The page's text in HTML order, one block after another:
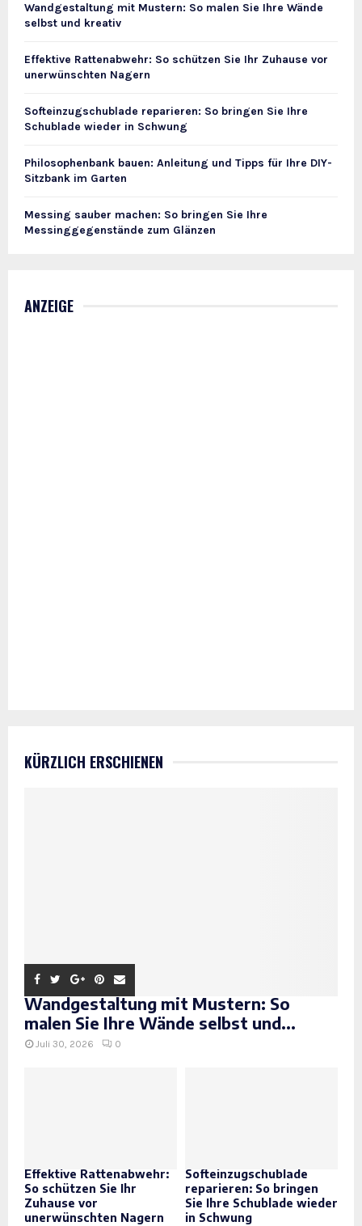
Wandgestaltung mit Mustern: So malen Sie Ihre Wände
selbst und kreativ
Effektive Rattenabwehr: So schützen Sie Ihr Zuhause vor
unerwünschten Nagern
Softeinzugschublade reparieren: So bringen Sie Ihre
Schublade wieder in Schwung
Philosophenbank bauen: Anleitung und Tipps für Ihre DIY-
Sitzbank im Garten
Messing sauber machen: So bringen Sie Ihre
Messinggegenstände zum Glänzen
ANZEIGE
KÜRZLICH ERSCHIENEN
Wandgestaltung mit Mustern: So
malen Sie Ihre Wände selbst und...
Juli 30, 2026 0
Effektive Rattenabwehr:
So schützen Sie Ihr
Zuhause vor
unerwünschten Nagern
Softeinzugschublade
reparieren: So bringen
Sie Ihre Schublade wieder
in Schwung